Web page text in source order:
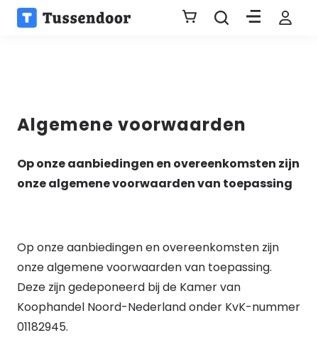
Algemene voorwaarden
Op onze aanbiedingen en overeenkomsten zijn
onze algemene voorwaarden van toepassing
Op onze aanbiedingen en overeenkomsten zijn
onze algemene voorwaarden van toepassing.
Deze zijn gedeponeerd bij de Kamer van
Koophandel Noord-Nederland onder KvK-nummer
01182945.